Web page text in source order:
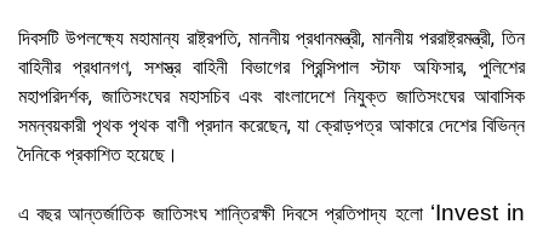
দিবসটি উপলক্ষ্যে মহামান্য রাষ্ট্রপতি, মাননীয় প্রধানমন্ত্রী, মাননীয় পররাষ্ট্রমন্ত্রী, তিন
বাহিনীর প্রধানগণ, সশস্ত্র বাহিনী বিভাগের প্রিন্সিপাল স্টাফ অফিসার, পুলিশের
মহাপরিদর্শক, জাতিসংঘের মহাসচিব এবং বাংলাদেশে নিযুক্ত জাতিসংঘের আবাসিক
সমন্বয়কারী পৃথক পৃথক বাণী প্রদান করেছেন, যা ক্রোড়পত্র আকারে দেশের বিভিন্ন
দৈনিকে প্রকাশিত হয়েছে।
এ বছর আন্তর্জাতিক জাতিসংঘ শান্তিরক্ষী দিবসে প্রতিপাদ্য হলো ‘Invest in